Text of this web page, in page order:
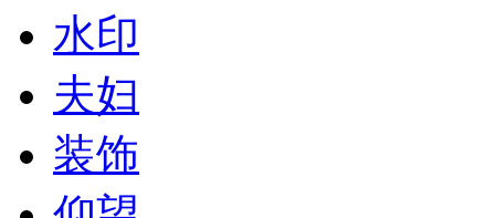
水印
夫妇
装饰